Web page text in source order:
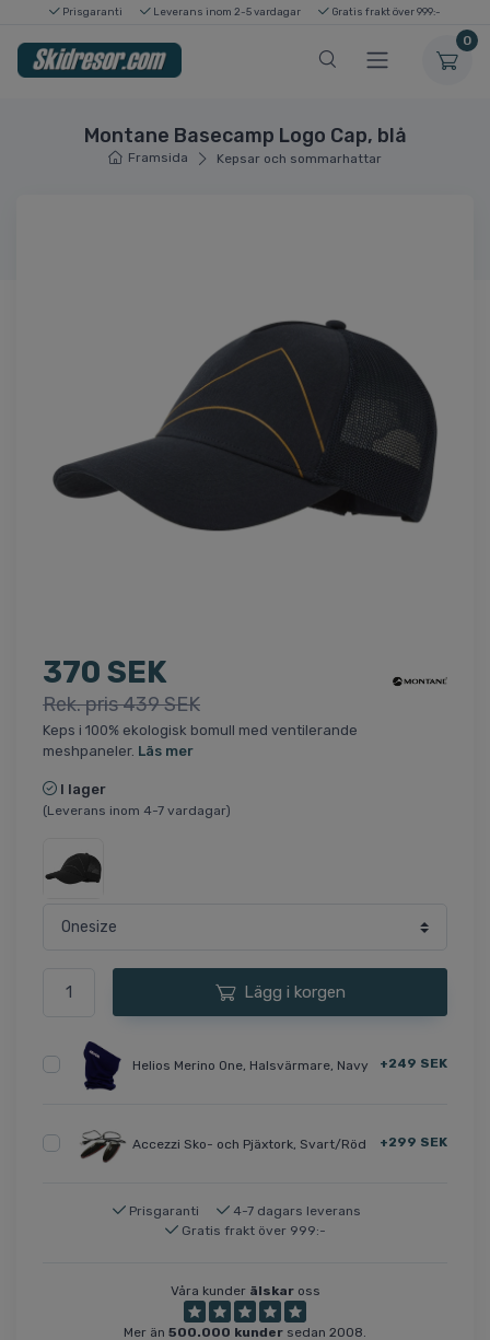
Prisgaranti Leverans inom 2-5 vardagar Gratis frakt över 999:-
0
Montane Basecamp Logo Cap, blå
Framsida Kepsar och sommarhattar
370 SEK
Rek. pris 439 SEK
Keps i 100% ekologisk bomull med ventilerande
meshpaneler. Läs mer
I lager
(Leverans inom 4-7 vardagar)
Lägg i korgen
Helios Merino One, Halsvärmare, Navy +249 SEK
Accezzi Sko- och Pjäxtork, Svart/Röd +299 SEK
Prisgaranti
4-7 dagars leverans
Gratis frakt över 999:-
Våra kunder älskaross
Mer än 500.000 kunder sedan 2008.